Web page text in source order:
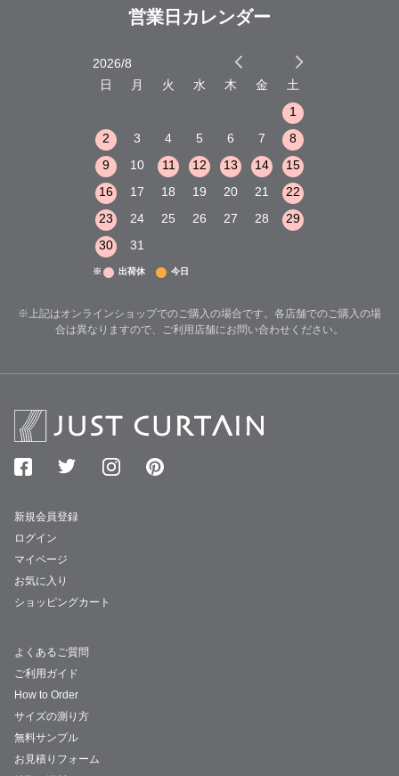
営業日カレンダー
2026/8
日
月 火 水 木 金
土
1
2
3 4 5 6 7
8
9
10 11 12 13 14
15
16
17 18 19 20 21
22
23
24 25 26 27 28
29
30
31
※ 出荷休 今日
※上記はオンラインショップでのご購入の場合です。各店舗でのご購入の場
合は異なりますので、ご利用店舗にお問い合わせください。
新規会員登録
ログイン
マイページ
お気に入り
ショッピングカート
よくあるご質問
ご利用ガイド
How to Order
サイズの測り方
無料サンプル
お見積りフォーム